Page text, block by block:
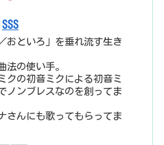
SSS
おといろ」を垂れ流す生き
法の使い手。
クの初音ミクによる初音ミ
ノンブレスなのを創ってま
さんにも歌ってもらってま